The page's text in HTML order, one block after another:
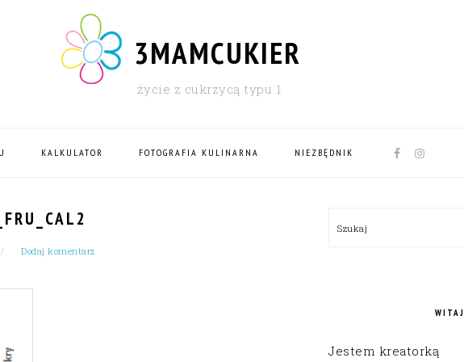
3MAMCUKIER
życie z cukrzycą typu 1
KALKULATOR FOTOGRAFIA KULINARNA NIEZBĘDNIK
NAV
Dodaj komentarz
SIDEBAR
Szukaj
WITAJ
Jestem kreatorką